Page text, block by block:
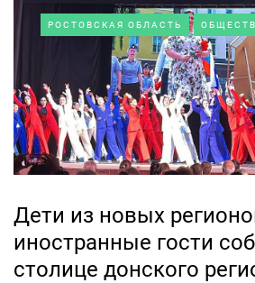
РОСТОВСКАЯ ОБЛАСТЬ
Дети из новых
иностранные гости
столице донского